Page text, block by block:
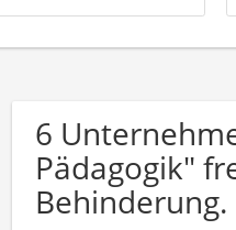
6
Pädagogik"
Behinderung.